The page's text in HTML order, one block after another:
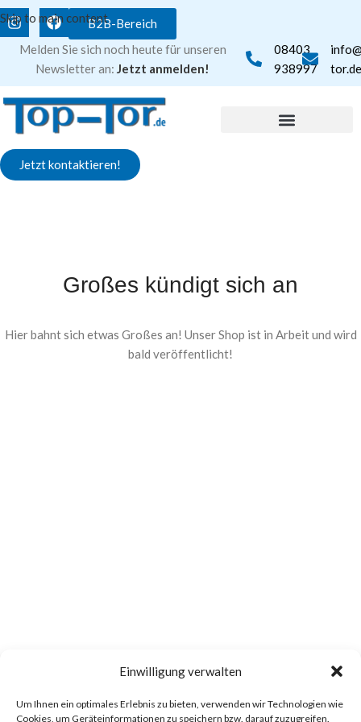
Einwilligung verwalten
Um Ihnen ein optimales Erlebnis zu bieten, verwenden wir Technologien wie
Cookies, um Geräteinformationen zu speichern bzw. darauf zuzugreifen.
Skip to main contentB2B-Bereich
Melden Sie sich noch heute für unseren
Newsletter an: Jetzt anmelden!
08403
938997
tor.de
Jetzt kontaktieren!
Großes kündigt sich an
Hier bahnt sich etwas Großes an! Unser Shop ist in Arbeit und wird
bald veröffentlicht!